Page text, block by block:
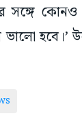
কোনও
হবে।’